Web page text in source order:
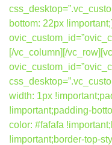
bottom: 22px
[/vc_column][/
width: 1px
!important;padding-
color: #fafafa
!important;border-top-